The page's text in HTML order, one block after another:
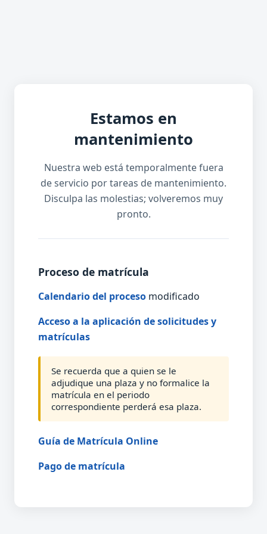
Estamos en
mantenimiento
Nuestra web está temporalmente fuera
de servicio por tareas de mantenimiento.
Disculpa las molestias; volveremos muy
pronto.
Proceso de matrícula
Calendario del proceso modificado
Acceso a la aplicación de solicitudes y
matrículas
Se recuerda que a quien se le
adjudique una plaza y no formalice la
matrícula en el periodo
correspondiente perderá esa plaza.
Guía de Matrícula Online
Pago de matrícula